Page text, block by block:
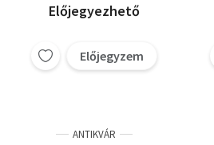
Előjegyezhető
Előjegyzem
ANTIKVÁR